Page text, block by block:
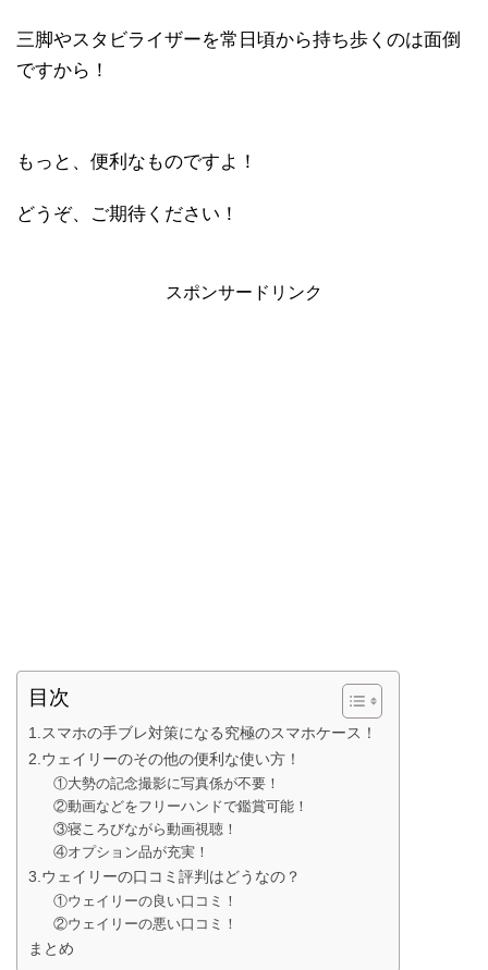
三脚やスタビライザーを常日頃から持ち歩くのは面倒
ですから！
もっと、便利なものですよ！
どうぞ、ご期待ください！
スポンサードリンク
目次
1.スマホの手ブレ対策になる究極のスマホケース！
2.ウェイリーのその他の便利な使い方！
①大勢の記念撮影に写真係が不要！
②動画などをフリーハンドで鑑賞可能！
③寝ころびながら動画視聴！
④オプション品が充実！
3.ウェイリーの口コミ評判はどうなの？
①ウェイリーの良い口コミ！
②ウェイリーの悪い口コミ！
まとめ